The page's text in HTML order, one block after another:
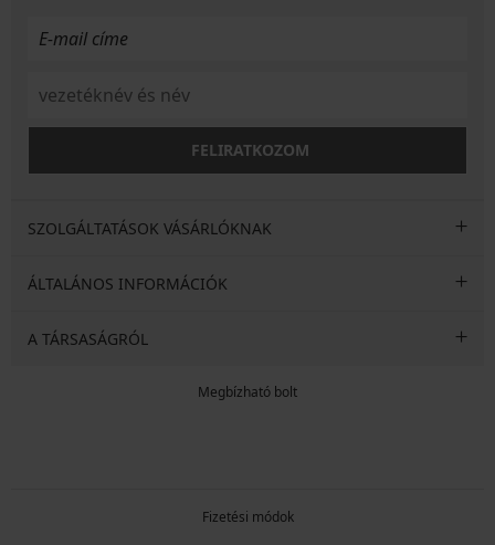
FELIRATKOZOM
SZOLGÁLTATÁSOK VÁSÁRLÓKNAK
ÁLTALÁNOS INFORMÁCIÓK
A TÁRSASÁGRÓL
Megbízható bolt
Fizetési módok